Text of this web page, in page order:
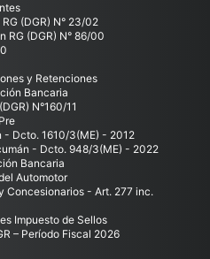
(DGR) N° 23/02
RG (DGR) N° 86/00
y Retenciones
Bancaria
N°160/11
- Dcto. 1610/3(ME) - 2012
- Dcto. 948/3(ME) - 2022
Bancaria
Automotor
Concesionarios - Art. 277 inc.
Impuesto de Sellos
– Período Fiscal 2026